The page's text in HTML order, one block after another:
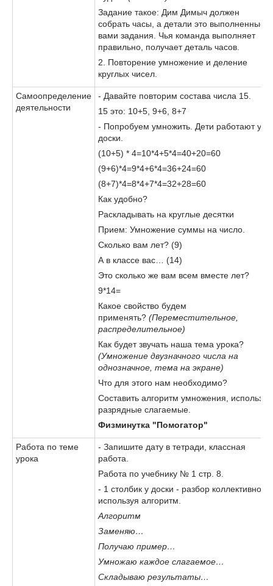
Задание такое: Дим Димыч должен
собрать часы, а детали это выполненные
вами задания. Чья команда выполняет
правильно, получает деталь часов.
2. Повторение умножение и деление
круглых чисел.
Самоопределение
деятельности
- Давайте повторим состава числа 15.
15 это: 10+5, 9+6, 8+7
- Попробуем умножить. Дети работают у
доски.
(10+5) * 4=10*4+5*4=40+20=60
(9+6)*4=9*4+6*4=36+24=60
(8+7)*4=8*4+7*4=32+28=60
Как удобно?
Раскладывать на круглые десятки
Прием: Умножение суммы на число.
Сколько вам лет? (9)
А в классе вас… (14)
Это сколько же вам всем вместе лет?
9*14=
Какое свойство будем
применять? (Переместительное,
распределительное)
Как будет звучать наша тема урока?
(Умножение двузначного числа на
однозначное, тема на экране)
Что для этого нам необходимо?
Составить алгоритм умножения, используя
разрядные слагаемые.
Физминутка "Помогатор"
Работа по теме
урока
- Запишите дату в тетради, классная
работа.
Работа по учебнику № 1 стр. 8.
- 1 столбик у доски - разбор коллективно,
используя алгоритм.
Алгоритм
Заменяю…
Получаю пример…
Умножаю каждое слагаемое…
Складываю результаты…